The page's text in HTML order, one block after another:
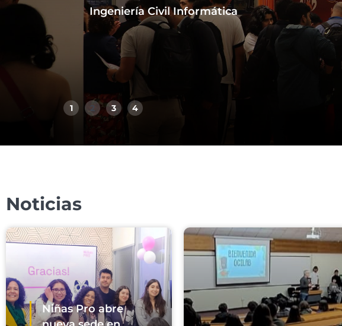
Ingeniería Civil Informática
1 2 3 4
Noticias
Niñas Pro abre